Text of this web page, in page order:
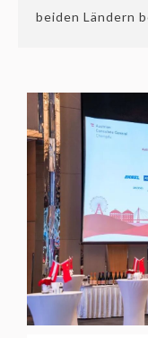
beiden Ländern